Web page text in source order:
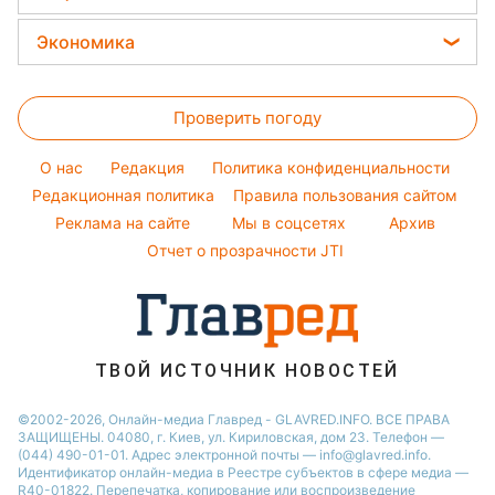
Новости Ровно
Новости Запорожья
Потап
София Ротару
Филипп Киркоров
Ани Лорак
Женские стрижки
Окрашивание волос
Уборка
Авто
Тесты по картинке
Оптические иллюзии
Народные приметы
Все о шоу-бизнесе
Закуски
Салаты
Простые блюда
Легкие десерты
Напитки
Праздничное меню
Экономика
Денежная помощь
Тарифы
Курс валют
Проверить погоду
O нас Редакция
Политика конфиденциальности
Редакционная политика
Правила пользования сайтом
Реклама на сайте
Мы в соцсетях
Архив
Отчет о прозрачности JTI
ТВОЙ ИСТОЧНИК НОВОСТЕЙ
©2002-2026, Онлайн-медиа Главред - GLAVRED.INFO. ВСЕ ПРАВА
ЗАЩИЩЕНЫ. 04080, г. Киев, ул. Кириловская, дом 23. Телефон —
(044) 490-01-01. Адрес электронной почты — info@glavred.info.
Идентификатор онлайн-медиа в Реестре cубъектов в сфере медиа —
R40-01822. Перепечатка, копирование или воспроизведение